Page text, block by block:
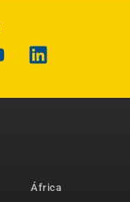
África